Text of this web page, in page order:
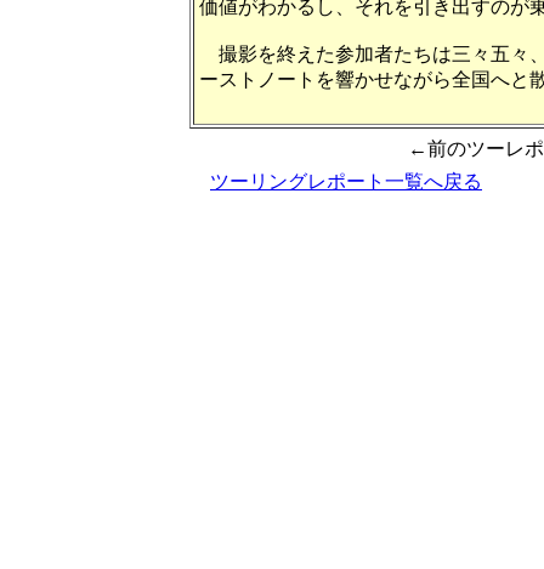
価値がわかるし、それを引き出すのが
撮影を終えた参加者たちは三々五々
ーストノートを響かせながら全国へと
←前のツーレ
ツーリングレポート一覧へ戻る